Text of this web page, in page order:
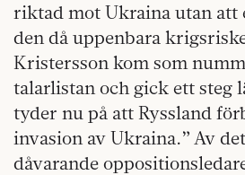
riktad mot Ukraina utan
den då uppenbara
Kristersson kom som
talarlistan och gick ett steg
tyder nu på att Ryssland
invasion av Ukraina.” Av
dåvarande